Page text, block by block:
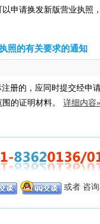
申请换发新版营业执照
照的有关要求的通知
册的，应同时提交经申
的证明材料。
详细内容»
或者 咨